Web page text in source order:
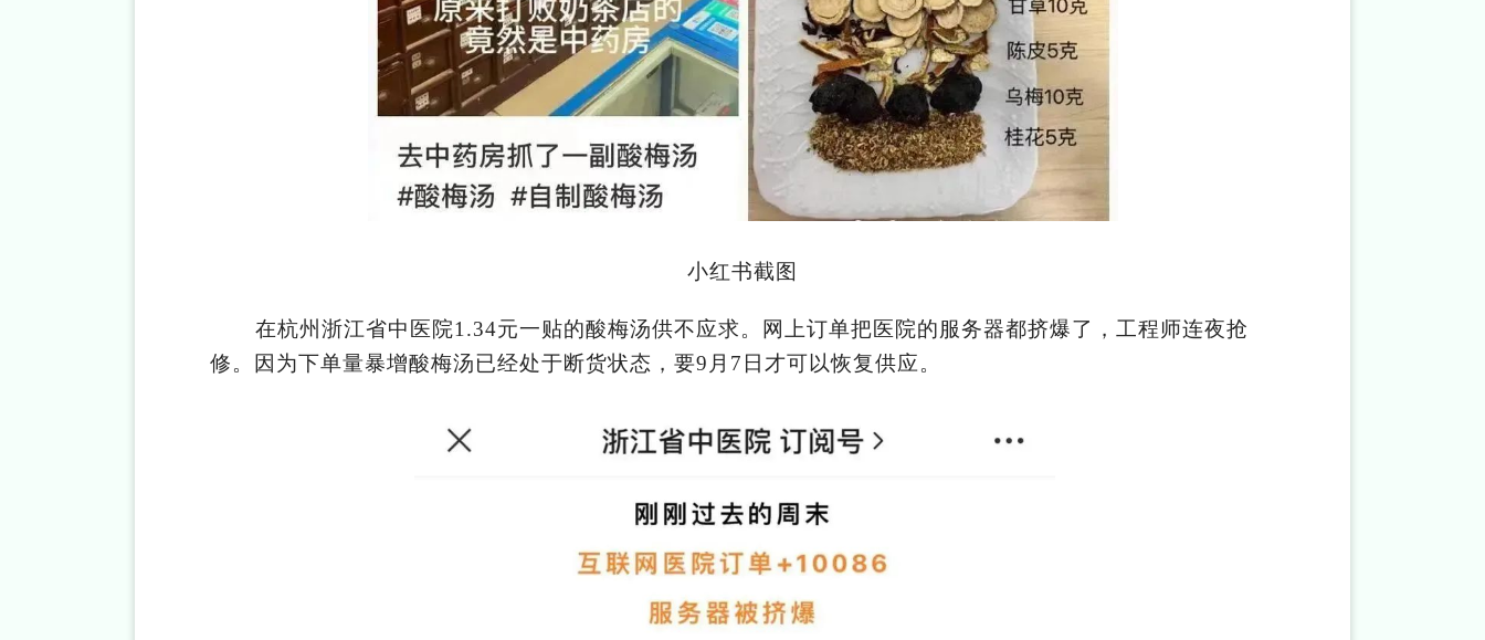
小红书截图
在杭州浙江省中医院1.34元一贴的酸梅汤供不应求。网上订单把医院的服务器都挤爆了，工程师连夜抢
修。因为下单量暴增酸梅汤已经处于断货状态，要9 月 7 日才可以恢复供应。